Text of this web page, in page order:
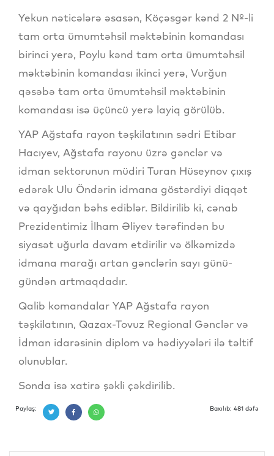
Yekun nəticələrə əsasən, Köçəsgər kənd 2 №-li
tam orta ümumtəhsil məktəbinin komandası
birinci yerə, Poylu kənd tam orta ümumtəhsil
məktəbinin komandası ikinci yerə, Vurğun
qəsəbə tam orta ümumtəhsil məktəbinin
komandası isə üçüncü yerə layiq görülüb.
YAP Ağstafa rayon təşkilatının sədri Etibar
Hacıyev, Ağstafa rayonu üzrə gənclər və
idman sektorunun müdiri Turan Hüseynov çıxış
edərək Ulu Öndərin idmana göstərdiyi diqqət
və qayğıdan bəhs ediblər. Bildirilib ki, cənab
Prezidentimiz İlham Əliyev tərəfindən bu
siyasət uğurla davam etdirilir və ölkəmizdə
idmana marağı artan gənclərin sayı günü-
gündən artmaqdadır.
Qalib komandalar YAP Ağstafa rayon
təşkilatının, Qazax-Tovuz Regional Gənclər və
İdman idarəsinin diplom və hədiyyələri ilə təltif
olunublar.
Sonda isə xatirə şəkli çəkdirilib.
Paylaş: Baxılıb: 481 dəfə